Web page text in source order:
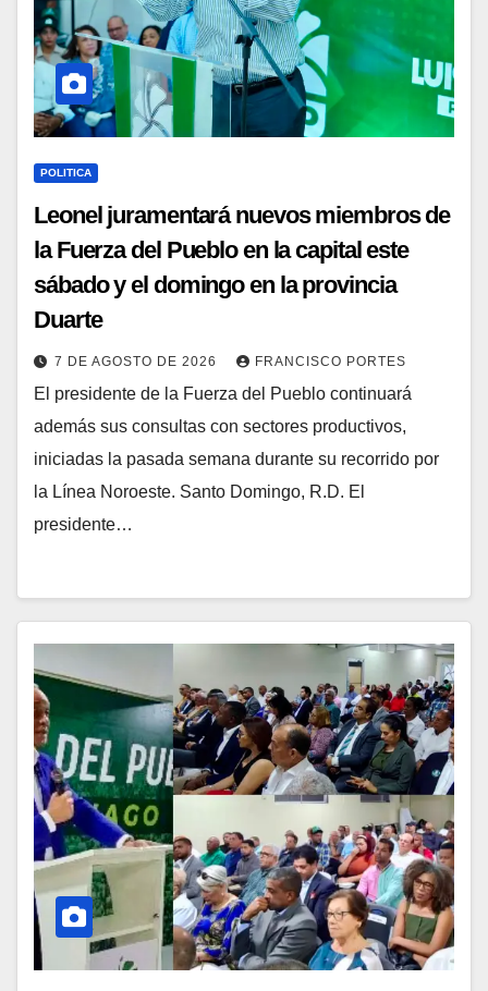
POLITICA
Leonel juramentará nuevos miembros de
la Fuerza del Pueblo en la capital este
sábado y el domingo en la provincia
Duarte
7 DE AGOSTO DE 2026 FRANCISCO PORTES
El presidente de la Fuerza del Pueblo continuará
además sus consultas con sectores productivos,
iniciadas la pasada semana durante su recorrido por
la Línea Noroeste. Santo Domingo, R.D. El
presidente…